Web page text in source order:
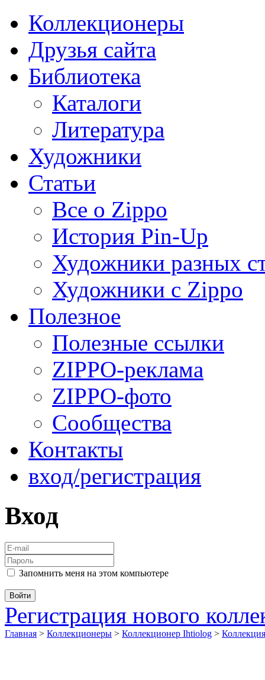
Коллекционеры
Друзья сайта
Библиотека
Каталоги
Литература
Художники
Статьи
Все о Zippo
История Pin-Up
Художники разных
Художники с Zippo
Полезное
Полезные ссылки
ZIPPO-реклама
ZIPPO-фото
Сообщества
Контакты
вход/регистрация
Вход
Запомнить меня на этом компьютере
Регистрация нового
Главная > Коллекционеры > Коллекционер Ihtiolog >